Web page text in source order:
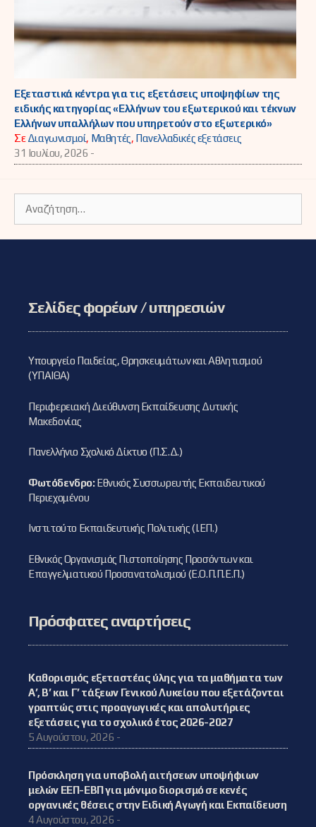
Εξεταστικά κέντρα για τις εξετάσεις υποψηφίων της
ειδικής κατηγορίας «Ελλήνων του εξωτερικού και τέκνων
Ελλήνων υπαλλήλων που υπηρετούν στο εξωτερικό»
ΣεΔιαγωνισμοί, Μαθητές, Πανελλαδικές εξετάσεις
31 Ιουλίου, 2026 -
για:
Σελίδες φορέων / υπηρεσιών
Υπουργείο Παιδείας, Θρησκευμάτων και Αθλητισμού
(ΥΠΑΙΘΑ)
Περιφερειακή Διεύθυνση Εκπαίδευσης Δυτικής
Μακεδονίας
Πανελλήνιο Σχολικό Δίκτυο (Π.Σ.Δ.)
Φωτόδενδρο:Εθνικός Συσσωρευτής Εκπαιδευτικού
Περιεχομένου
Ινστιτούτο Εκπαιδευτικής Πολιτικής (Ι.ΕΠ.)
Εθνικός Οργανισμός Πιστοποίησης Προσόντων και
Επαγγελματικού Προσανατολισμού (Ε.Ο.Π.Π.Ε.Π.)
Πρόσφατες αναρτήσεις
Καθορισμός εξεταστέας ύλης για τα μαθήματα των
Α’, Β’ και Γ’ τάξεων Γενικού Λυκείου που εξετάζονται
γραπτώς στις προαγωγικές και απολυτήριες
εξετάσεις για το σχολικό έτος 2026-2027
5 Αυγούστου, 2026 -
Πρόσκληση για υποβολή αιτήσεων υποψήφιων
μελών ΕΕΠ-ΕΒΠ για μόνιμο διορισμό σε κενές
οργανικές θέσεις στην Ειδική Αγωγή και Εκπαίδευση
4 Αυγούστου, 2026 -